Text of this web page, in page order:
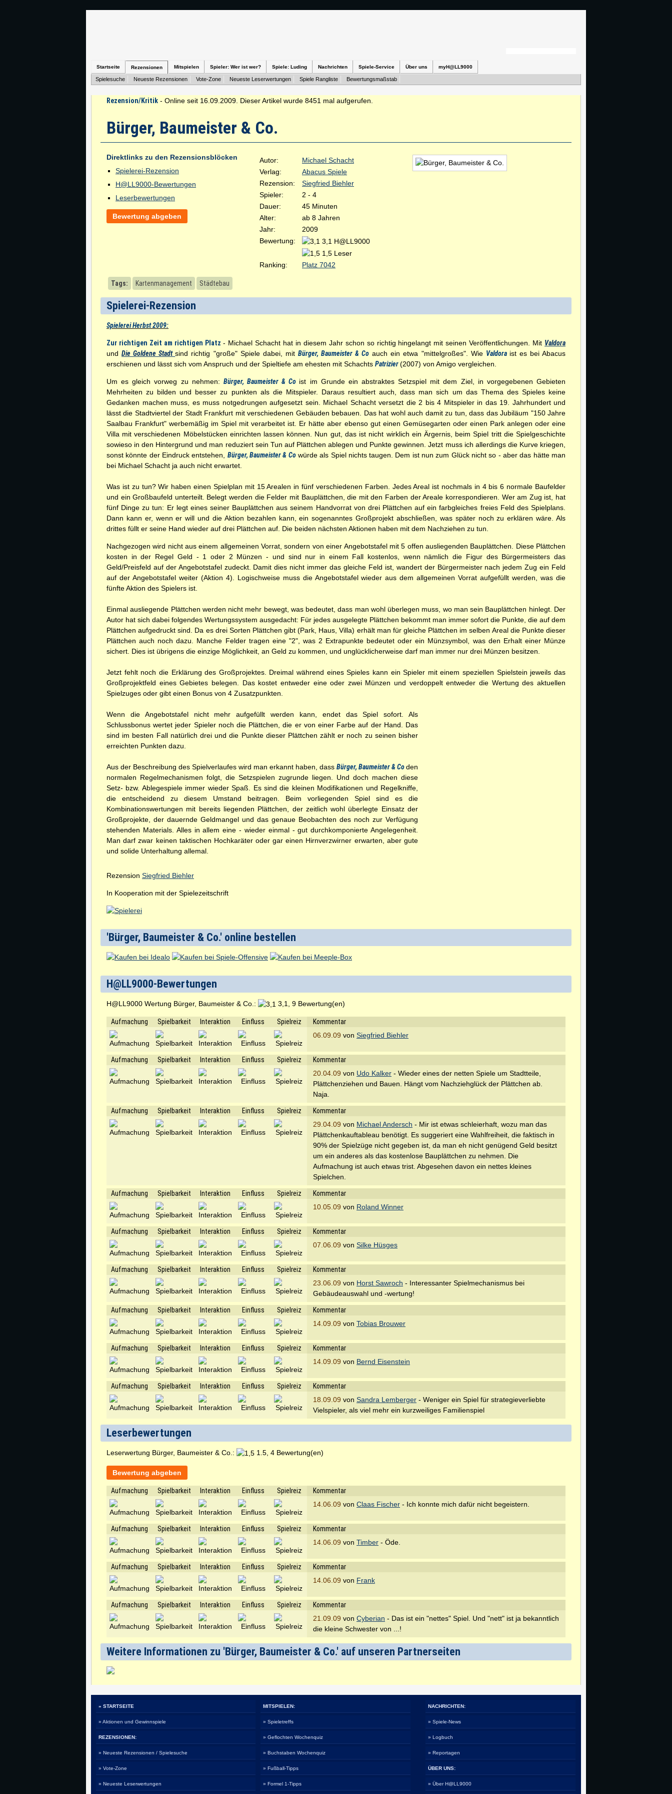
Startseite Rezensionen Mitspielen Spieler: Wer ist wer? Spiele: Luding Nachrichten Spiele-Service Über uns myH@LL9000
Spielesuche Neueste Rezensionen Vote-Zone Neueste Leserwertungen Spiele Rangliste Bewertungsmaßstab
Rezension/Kritik - Online seit 16.09.2009. Dieser Artikel wurde 8451 mal aufgerufen.
Bürger, Baumeister & Co.
Direktlinks zu den Rezensionsblöcken
Spielerei-Rezension
H@LL9000-Bewertungen
Leserbewertungen
Bewertung abgeben
Autor:
Michael Schacht
Verlag:
Abacus Spiele
Rezension:
Siegfried Biehler
Spieler:
2 - 4
Dauer:
45 Minuten
Alter:
ab 8 Jahren
Jahr:
2009
Bewertung:
3,1 H@LL9000
1,5 Leser
Ranking:
Platz 7042
Tags: Kartenmanagement Städtebau
Spielerei-Rezension
Spielerei Herbst 2009:
Zur richtigen Zeit am richtigen Platz - Michael Schacht hat in diesem Jahr schon so richtig hingelangt mit seinen Veröffentlichungen. Mit Valdora
undDie Goldene Stadtsind richtig "große" Spiele dabei, mit Bürger, Baumeister & Co auch ein etwa "mittelgroßes". Wie Valdora ist es bei Abacus
erschienen und lässt sich vom Anspruch und der Spieltiefe am ehesten mit Schachts Patrizier(2007) von Amigo vergleichen.
Um es gleich vorweg zu nehmen: Bürger, Baumeister & Co ist im Grunde ein abstraktes Setzspiel mit dem Ziel, in vorgegebenen Gebieten
Mehrheiten zu bilden und besser zu punkten als die Mitspieler. Daraus resultiert auch, dass man sich um das Thema des Spieles keine
Gedanken machen muss, es muss notgedrungen aufgesetzt sein. Michael Schacht versetzt die 2 bis 4 Mitspieler in das 19. Jahrhundert und
lässt die Stadtviertel der Stadt Frankfurt mit verschiedenen Gebäuden bebauen. Das hat wohl auch damit zu tun, dass das Jubiläum "150 Jahre
Saalbau Frankfurt" werbemäßig im Spiel mit verarbeitet ist. Er hätte aber ebenso gut einen Gemüsegarten oder einen Park anlegen oder eine
Villa mit verschiedenen Möbelstücken einrichten lassen können. Nun gut, das ist nicht wirklich ein Ärgernis, beim Spiel tritt die Spielgeschichte
sowieso in den Hintergrund und man reduziert sein Tun auf Plättchen ablegen und Punkte gewinnen. Jetzt muss ich allerdings die Kurve kriegen,
sonst könnte der Eindruck entstehen, Bürger, Baumeister & Cowürde als Spiel nichts taugen. Dem ist nun zum Glück nicht so - aber das hätte man
bei Michael Schacht ja auch nicht erwartet.
Was ist zu tun? Wir haben einen Spielplan mit 15 Arealen in fünf verschiedenen Farben. Jedes Areal ist nochmals in 4 bis 6 normale Baufelder
und ein Großbaufeld unterteilt. Belegt werden die Felder mit Bauplättchen, die mit den Farben der Areale korrespondieren. Wer am Zug ist, hat
fünf Dinge zu tun: Er legt eines seiner Bauplättchen aus seinem Handvorrat von drei Plättchen auf ein farbgleiches freies Feld des Spielplans.
Dann kann er, wenn er will und die Aktion bezahlen kann, ein sogenanntes Großprojekt abschließen, was später noch zu erklären wäre. Als
drittes füllt er seine Hand wieder auf drei Plättchen auf. Die beiden nächsten Aktionen haben mit dem Nachziehen zu tun.
Nachgezogen wird nicht aus einem allgemeinen Vorrat, sondern von einer Angebotstafel mit 5 offen ausliegenden Bauplättchen. Diese Plättchen
kosten in der Regel Geld - 1 oder 2 Münzen - und sind nur in einem Fall kostenlos, wenn nämlich die Figur des Bürgermeisters das
Geld/Preisfeld auf der Angebotstafel zudeckt. Damit dies nicht immer das gleiche Feld ist, wandert der Bürgermeister nach jedem Zug ein Feld
auf der Angebotstafel weiter (Aktion 4). Logischweise muss die Angebotstafel wieder aus dem allgemeinen Vorrat aufgefüllt werden, was die
fünfte Aktion des Spielers ist.
Einmal ausliegende Plättchen werden nicht mehr bewegt, was bedeutet, dass man wohl überlegen muss, wo man sein Bauplättchen hinlegt. Der
Autor hat sich dabei folgendes Wertungssystem ausgedacht: Für jedes ausgelegte Plättchen bekommt man immer sofort die Punkte, die auf dem
Plättchen aufgedruckt sind. Da es drei Sorten Plättchen gibt (Park, Haus, Villa) erhält man für gleiche Plättchen im selben Areal die Punkte dieser
Plättchen auch noch dazu. Manche Felder tragen eine "2", was 2 Extrapunkte bedeutet oder ein Münzsymbol, was den Erhalt einer Münze
sichert. Dies ist übrigens die einzige Möglichkeit, an Geld zu kommen, und unglücklicherweise darf man immer nur drei Münzen besitzen.
Jetzt fehlt noch die Erklärung des Großprojektes. Dreimal während eines Spieles kann ein Spieler mit einem speziellen Spielstein jeweils das
Großprojektfeld eines Gebietes belegen. Das kostet entweder eine oder zwei Münzen und verdoppelt entweder die Wertung des aktuellen
Spielzuges oder gibt einen Bonus von 4 Zusatzpunkten.
Wenn die Angebotstafel nicht mehr aufgefüllt werden kann, endet das Spiel sofort. Als
Schlussbonus wertet jeder Spieler noch die Plättchen, die er von einer Farbe auf der Hand. Das
sind im besten Fall natürlich drei und die Punkte dieser Plättchen zählt er noch zu seinen bisher
erreichten Punkten dazu.
Aus der Beschreibung des Spielverlaufes wird man erkannt haben, dass Bürger, Baumeister & Coden
normalen Regelmechanismen folgt, die Setzspielen zugrunde liegen. Und doch machen diese
Setz- bzw. Ablegespiele immer wieder Spaß. Es sind die kleinen Modifikationen und Regelkniffe,
die entscheidend zu diesem Umstand beitragen. Beim vorliegenden Spiel sind es die
Kombinationswertungen mit bereits liegenden Plättchen, der zeitlich wohl überlegte Einsatz der
Großprojekte, der dauernde Geldmangel und das genaue Beobachten des noch zur Verfügung
stehenden Materials. Alles in allem eine - wieder einmal - gut durchkomponierte Angelegenheit.
Man darf zwar keinen taktischen Hochkaräter oder gar einen Hirnverzwirner erwarten, aber gute
und solide Unterhaltung allemal.
Rezension Siegfried Biehler
In Kooperation mit der Spielezeitschrift
'Bürger, Baumeister & Co.' online bestellen
H@LL9000-Bewertungen
H@LL9000 Wertung Bürger, Baumeister & Co.: 3,1, 9 Bewertung(en)
Aufmachung Spielbarkeit Interaktion Einfluss Spielreiz
Kommentar
06.09.09 von Siegfried Biehler
Aufmachung Spielbarkeit Interaktion Einfluss Spielreiz
Kommentar
20.04.09 von Udo Kalker - Wieder eines der netten Spiele um Stadtteile,
Plättchenziehen und Bauen. Hängt vom Nachziehglück der Plättchen ab.
Naja.
Aufmachung Spielbarkeit Interaktion Einfluss Spielreiz
Kommentar
29.04.09 von Michael Andersch - Mir ist etwas schleierhaft, wozu man das
Plättchenkauftableau benötigt. Es suggeriert eine Wahlfreiheit, die faktisch in
90% der Spielzüge nicht gegeben ist, da man eh nicht genügend Geld besitzt
um ein anderes als das kostenlose Bauplättchen zu nehmen. Die
Aufmachung ist auch etwas trist. Abgesehen davon ein nettes kleines
Spielchen.
Aufmachung Spielbarkeit Interaktion Einfluss Spielreiz
Kommentar
10.05.09 von Roland Winner
Aufmachung Spielbarkeit Interaktion Einfluss Spielreiz
Kommentar
07.06.09 von Silke Hüsges
Aufmachung Spielbarkeit Interaktion Einfluss Spielreiz
Kommentar
23.06.09 von Horst Sawroch - Interessanter Spielmechanismus bei
Gebäudeauswahl und -wertung!
Aufmachung Spielbarkeit Interaktion Einfluss Spielreiz
Kommentar
14.09.09 von Tobias Brouwer
Aufmachung Spielbarkeit Interaktion Einfluss Spielreiz
Kommentar
14.09.09 von Bernd Eisenstein
Aufmachung Spielbarkeit Interaktion Einfluss Spielreiz
Kommentar
18.09.09 von Sandra Lemberger - Weniger ein Spiel für strategieverliebte
Vielspieler, als viel mehr ein kurzweiliges Familienspiel
Leserbewertungen
Leserwertung Bürger, Baumeister & Co.: 1.5, 4 Bewertung(en)
Bewertung abgeben
Aufmachung Spielbarkeit Interaktion Einfluss Spielreiz
Kommentar
14.06.09 von Claas Fischer - Ich konnte mich dafür nicht begeistern.
Aufmachung Spielbarkeit Interaktion Einfluss Spielreiz
Kommentar
14.06.09 von Timber - Öde.
Aufmachung Spielbarkeit Interaktion Einfluss Spielreiz
Kommentar
14.06.09 von Frank
Aufmachung Spielbarkeit Interaktion Einfluss Spielreiz
Kommentar
21.09.09 von Cyberian - Das ist ein "nettes" Spiel. Und "nett" ist ja bekanntlich
die kleine Schwester von ...!
Weitere Informationen zu 'Bürger, Baumeister & Co.' auf unseren Partnerseiten
» STARTSEITE
» Aktionen und Gewinnspiele
REZENSIONEN:
» Neueste Rezensionen / Spielesuche
» Vote-Zone
» Neueste Leserwertungen
MITSPIELEN:
» Spieletreffs
» Geflochten Wochenquiz
» Buchstaben Wochenquiz
» Fußball-Tipps
» Formel 1-Tipps
NACHRICHTEN:
» Spiele-News
» Logbuch
» Reportagen
ÜBER UNS:
» Über H@LL9000